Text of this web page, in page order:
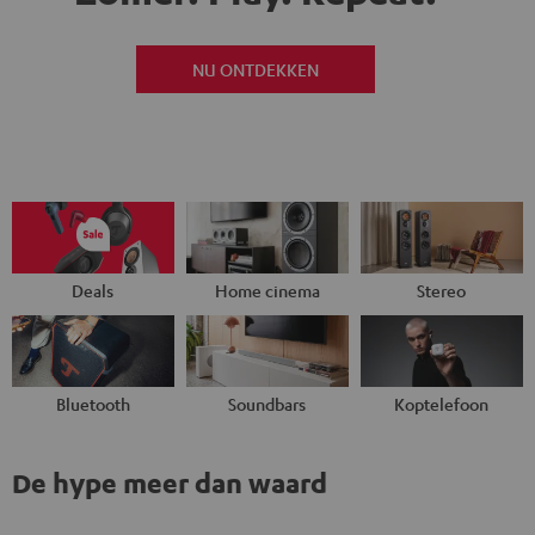
NU ONTDEKKEN
Deals Home cinema Stereo
Bluetooth Soundbars Koptelefoon
De hype meer dan waard